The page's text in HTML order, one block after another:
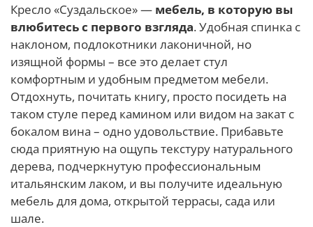
Кресло «Суздальское» — мебель, в которую вы
влюбитесь с первого взгляда. Удобная спинка с
наклоном, подлокотники лаконичной, но
изящной формы – все это делает стул
комфортным и удобным предметом мебели.
Отдохнуть, почитать книгу, просто посидеть на
таком стуле перед камином или видом на закат с
бокалом вина – одно удовольствие. Прибавьте
сюда приятную на ощупь текстуру натурального
дерева, подчеркнутую профессиональным
итальянским лаком, и вы получите идеальную
мебель для дома, открытой террасы, сада или
шале.